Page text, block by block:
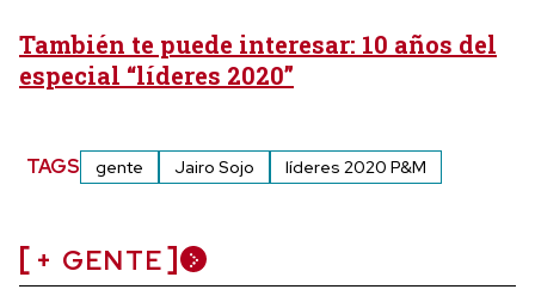
También te puede interesar: 10 años del
especial “líderes 2020”
TAGS gente Jairo Sojo líderes 2020 P&M
+ GENTE